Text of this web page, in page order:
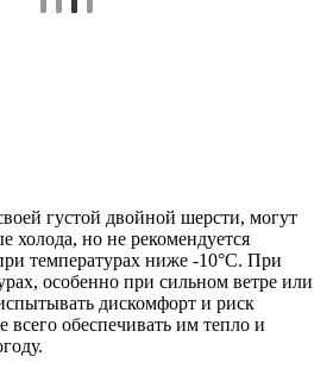
густой двойной шерсти, могут
холода, но не рекомендуется
температурах ниже -10°C. При
особенно при сильном ветре или
дискомфорт и риск
обеспечивать им тепло и